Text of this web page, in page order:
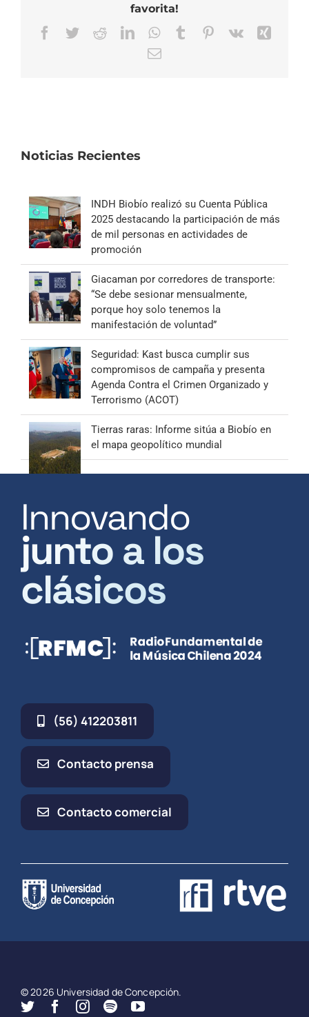
favorita!
Facebook
TwitterRedditLinkedInWhatsApp
TumblrPinterest
Vk
Correo
Noticias Recientes
INDH Biobío realizó su Cuenta Pública
2025 destacando la participación de más
de mil personas en actividades de
promoción
Giacaman por corredores de transporte:
“Se debe sesionar mensualmente,
porque hoy solo tenemos la
manifestación de voluntad”
Seguridad: Kast busca cumplir sus
compromisos de campaña y presenta
Agenda Contra el Crimen Organizado y
Terrorismo (ACOT)
Tierras raras: Informe sitúa a Biobío en
el mapa geopolítico mundial
Innovando
junto a los
clásicos
(56) 412203811
Contacto prensa
Contacto comercial
© 2026 Universidad de Concepción.